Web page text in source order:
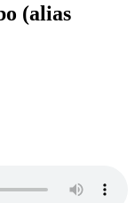
(alias